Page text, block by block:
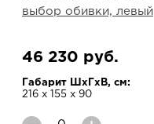
выбор обивки, левый
46 230 руб.
Габарит ШхГхВ, см:
216 х 155 х 90